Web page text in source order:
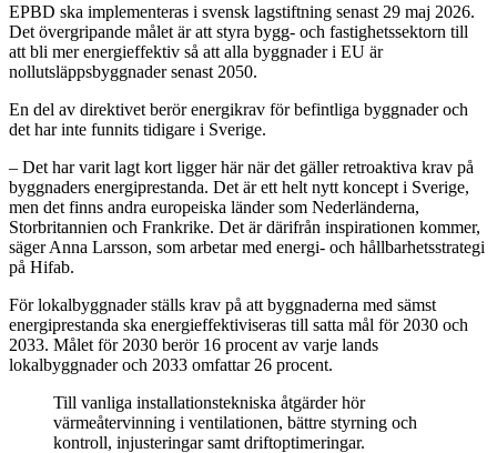
EPBD ska implementeras i svensk lagstiftning senast 29 maj 2026.
Det övergripande målet är att styra bygg- och fastighetssektorn till
att bli mer energieffektiv så att alla byggnader i EU är
nollutsläppsbyggnader senast 2050.
En del av direktivet berör energikrav för befintliga byggnader och
det har inte funnits tidigare i Sverige.
– Det har varit lagt kort ligger här när det gäller retroaktiva krav på
byggnaders energiprestanda. Det är ett helt nytt koncept i Sverige,
men det finns andra europeiska länder som Nederländerna,
Storbritannien och Frankrike. Det är därifrån inspirationen kommer,
säger Anna Larsson, som arbetar med energi- och hållbarhetsstrategi
på Hifab.
För lokalbyggnader ställs krav på att byggnaderna med sämst
energiprestanda ska energieffektiviseras till satta mål för 2030 och
2033. Målet för 2030 berör 16 procent av varje lands
lokalbyggnader och 2033 omfattar 26 procent.
Till vanliga installationstekniska åtgärder hör
värmeåtervinning i ventilationen, bättre styrning och
kontroll, injusteringar samt driftoptimeringar.